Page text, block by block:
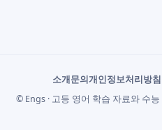
소개문의개인정보처리방침
© Engs · 고등 영어 학습 자료와 수